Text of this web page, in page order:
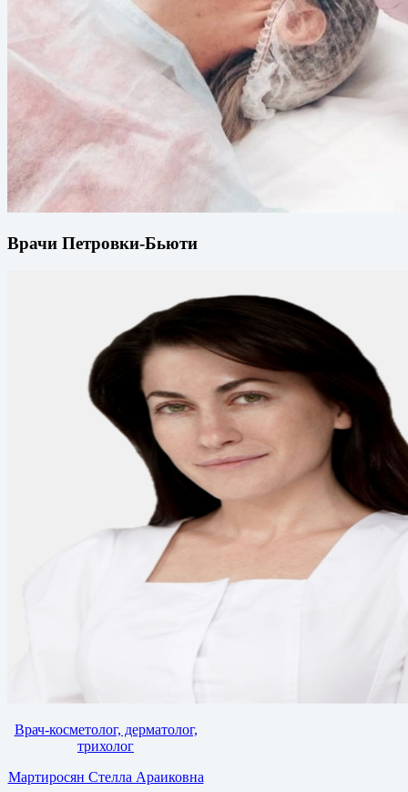
Врачи Петровки-Бьюти
Врач-косметолог, дерматолог,
трихолог
Мартиросян Стелла Араиковна